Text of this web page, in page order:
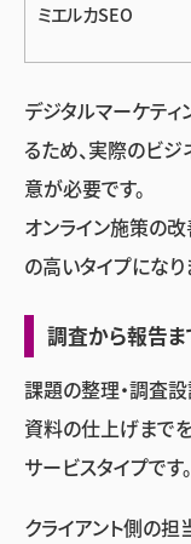
ミエルカSEO
デジタルマーケテ
るため、実際のビ
意が必要です。
オンライン施策の
の高いタイプになり
調査から報告
課題の整理・調査設
資料の仕上げまで
サービスタイプです。
クライアント側の